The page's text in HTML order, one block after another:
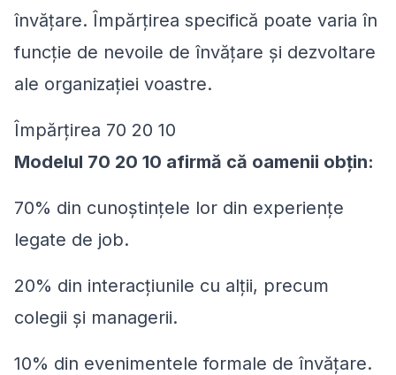
învățare. Împărțirea specifică poate varia în
funcție de nevoile de învățare și dezvoltare
ale organizației voastre.
Împărțirea 70 20 10
Modelul 70 20 10 afirmă că oamenii obțin:
70% din cunoștințele lor din experiențe
legate de job.
20% din interacțiunile cu alții, precum
colegii și managerii.
10% din evenimentele formale de învățare.